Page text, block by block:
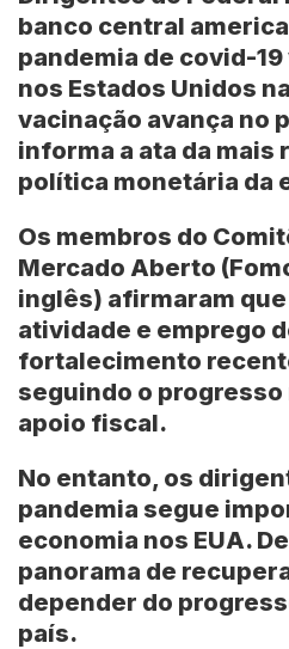
banco central
pandemia de covid-
nos Estados Unidos
vacinação avança no
informa a ata da mais
política monetária da
Os membros do
Mercado Aberto
inglês) afirmaram
atividade e emprego
fortalecimento
seguindo o progresso
apoio fiscal.
No entanto, os
pandemia segue
economia nos EUA.
panorama de
depender do
país.